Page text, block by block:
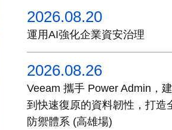
2026.08.20
運用AI強化企業資安治理
2026.08.26
Veeam 攜手 Power Admin，
到快速復原的資料韌性，打造
防禦體系 (高雄場)